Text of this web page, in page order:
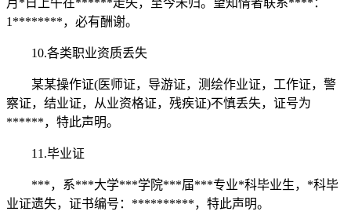
月*日上午在******走失，至今未归。望知情者联系****：
1********，必有酬谢。
10.各类职业资质丢失
某某操作证(医师证，导游证，测绘作业证，工作证，警
察证，结业证，从业资格证，残疾证)不慎丢失，证号为
******，特此声明。
11.毕业证
***，系***大学***学院***届***专业*科毕业生，*科毕
业证遗失，证书编号：**********，特此声明。